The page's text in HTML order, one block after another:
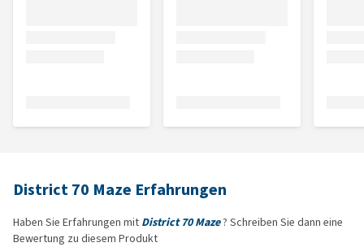
District 70 Maze Erfahrungen
Haben Sie Erfahrungen mit District 70 Maze? Schreiben Sie dann eine
Bewertung zu diesem Produkt